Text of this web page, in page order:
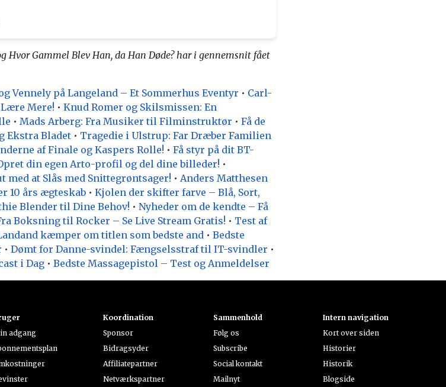
Hvor Gammel Blev Han, da Han Døde? har i gennemsnit fået
Vennely på Langeland – Et Sommerhus Eventyr • Carl-
Mere! • Knud Romer og Skilsmissen: En
• Mads Arberg: Fra Musiker til Filminstruktør • Få de
Ekstra Bladet • Tragedie i Ulstrup: Far Dræber Familien
af Finale og Kaspers Rolle! • Få styr på dit BT-
din egen Arto-profil og del dine billeder! •
med at Slås med Snittegrøntsager! • Anders Matthesen
10 års ægteskab • Kjolen der skifter farve – Blå, Sort,
Blender til Dine Behov! • Nyheder om de kendte – Få
Boksning til Rocker – Se Live Stream Gratis! • Test af
kæmper om titlen som bedste and • Bedste
• Dømt for Danne-svindel: Fængselsstraf til IT-svindler •
i Dag • Bedste Massagepistol – Test og Anmeldelser
adgang
Koordination
Sponsor
Bidragsyder
Affiliatepartner
Netværkspartner
Sammenhold
Følg os
Subscribe
Social kontakt
Mailnyt
Intern navigation
Kort over siden
Historier
Historik
Blogside